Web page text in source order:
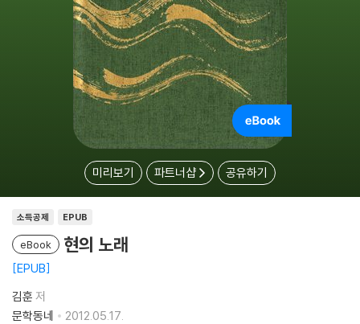
미리보기 파트너샵 공유하기
소득공제 EPUB
eBook 현의 노래
EPUB
김훈 저
문학동네
2012.05.17.